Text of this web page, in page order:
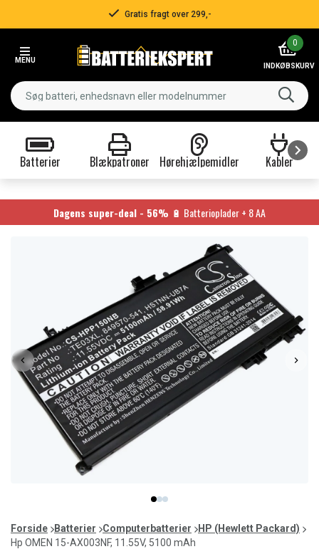
Gratis fragt over 299,-
MENU
0
INDKØBSKURV
Batterier Blækpatroner Hørehjælpemidler Kabler
9
Dagens super-deal - 56% 🔋 Batterioplader + 8 AA
item
0
item
1
item
2
of
3
Forside Batterier Computerbatterier
HP (Hewlett Packard)
Hp OMEN 15-AX003NF, 11.55V, 5100 mAh